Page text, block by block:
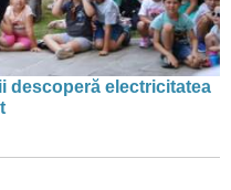
descoperă electricitatea